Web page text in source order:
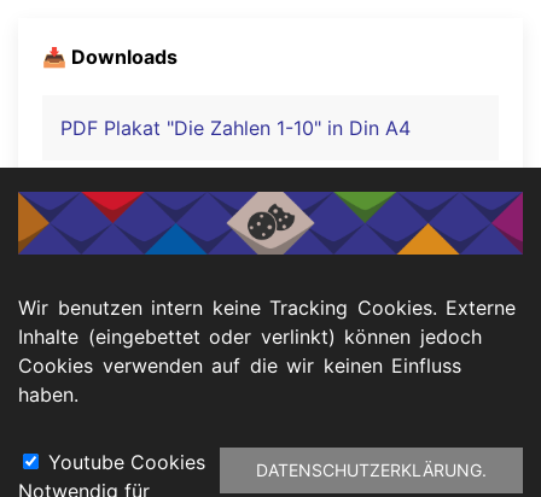
📥 Downloads
PDF Plakat "Die Zahlen 1-10" in Din A4
PDF Plakat "Die Zahlen 11-20" in Din A4
PDF Plakat "Die Zahlen 21-100" in Din A3
PDF Plakat "Die Zahlen 1-100" in Din A3
Wir benutzen intern keine Tracking Cookies. Externe
Inhalte (eingebettet oder verlinkt) können jedoch
Cookies verwenden auf die wir keinen Einfluss
haben.
DATENSCHUTZERKLÄRUNG.
Youtube Cookies
Notwendig für